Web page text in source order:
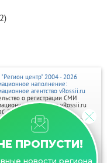
ПРОПУСТИ!
новости региона
"Регион центр" 2004 - 2026
наполнение:
агентство vRossii.ru
о регистрации СМИ
агентства vRossii.ru
77‑35502
РОСКОМНАДЗОРом 04 марта
редактора Нарыков А. Н.
на портале размещаются на
на портале:
агентство "Умный маркетинг"